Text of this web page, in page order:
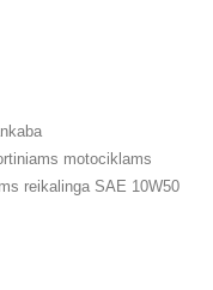
motociklams
reikalinga SAE 10W50